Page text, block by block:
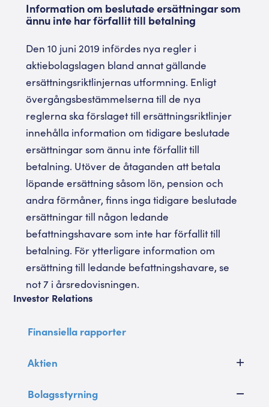
Information om beslutade ersättningar som
ännu inte har förfallit till betalning
Den 10 juni 2019 infördes nya regler i
aktiebolagslagen bland annat gällande
ersättningsriktlinjernas utformning. Enligt
övergångsbestämmelserna till de nya
reglerna ska förslaget till ersättningsriktlinjer
innehålla information om tidigare beslutade
ersättningar som ännu inte förfallit till
betalning. Utöver de åtaganden att betala
löpande ersättning såsom lön, pension och
andra förmåner, finns inga tidigare beslutade
ersättningar till någon ledande
befattningshavare som inte har förfallit till
betalning. För ytterligare information om
ersättning till ledande befattningshavare, se
not 7 i årsredovisningen.
Investor Relations
Finansiella rapporter
Aktien
Bolagsstyrning